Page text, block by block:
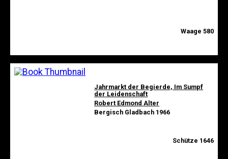
Waage 580
Jahrmarkt der Begierde, Im Sumpf
der Leidenschaft
Robert Edmond Alter
Bergisch Gladbach 1966
Schütze 1646